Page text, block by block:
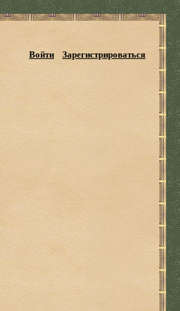
Войти Зарегистрироваться